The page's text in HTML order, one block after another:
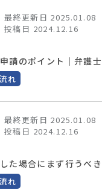
最終更新日 2025.01.08
投稿日 2024.12.16
請のポイント｜弁護
れ
最終更新日 2025.01.08
投稿日 2024.12.16
た場合にまず行うべ
れ